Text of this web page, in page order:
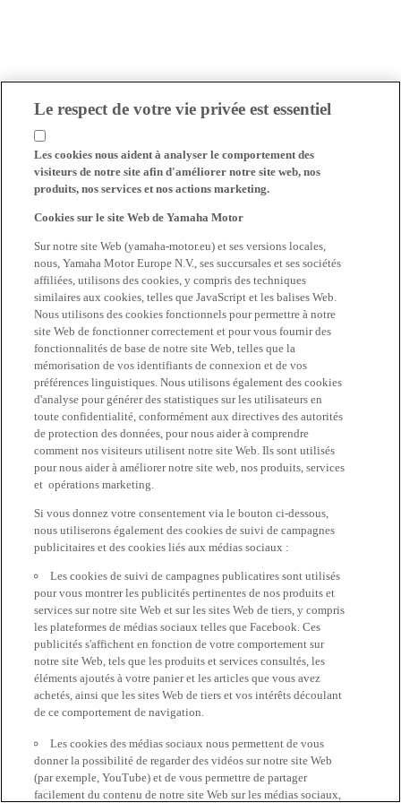
Le respect de votre vie privée est essentiel
Les cookies nous aident à analyser le comportement des
visiteurs de notre site afin d'améliorer notre site web, nos
produits, nos services et nos actions marketing.
Cookies sur le site Web de Yamaha Motor
Sur notre site Web (yamaha-motor.eu) et ses versions locales,
nous, Yamaha Motor Europe N.V., ses succursales et ses sociétés
affiliées, utilisons des cookies, y compris des techniques
similaires aux cookies, telles que JavaScript et les balises Web.
Nous utilisons des cookies fonctionnels pour permettre à notre
site Web de fonctionner correctement et pour vous fournir des
fonctionnalités de base de notre site Web, telles que la
mémorisation de vos identifiants de connexion et de vos
préférences linguistiques. Nous utilisons également des cookies
d'analyse pour générer des statistiques sur les utilisateurs en
toute confidentialité, conformément aux directives des autorités
de protection des données, pour nous aider à comprendre
comment nos visiteurs utilisent notre site Web. Ils sont utilisés
pour nous aider à améliorer notre site web, nos produits, services
et opérations marketing.
Si vous donnez votre consentement via le bouton ci-dessous,
nous utiliserons également des cookies de suivi de campagnes
publicitaires et des cookies liés aux médias sociaux :
Les cookies de suivi de campagnes publicatires sont utilisés
pour vous montrer les publicités pertinentes de nos produits et
services sur notre site Web et sur les sites Web de tiers, y compris
les plateformes de médias sociaux telles que Facebook. Ces
publicités s'affichent en fonction de votre comportement sur
notre site Web, tels que les produits et services consultés, les
éléments ajoutés à votre panier et les articles que vous avez
achetés, ainsi que les sites Web de tiers et vos intérêts découlant
de ce comportement de navigation.
Les cookies des médias sociaux nous permettent de vous
donner la possibilité de regarder des vidéos sur notre site Web
(par exemple, YouTube) et de vous permettre de partager
facilement du contenu de notre site Web sur les médias sociaux,